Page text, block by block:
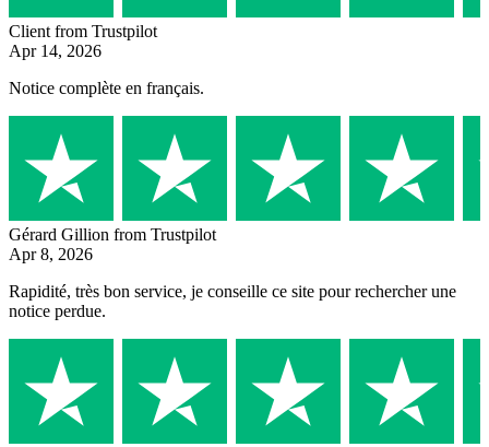
Client from Trustpilot
Apr 14, 2026
Notice complète en français.
Gérard Gillion from Trustpilot
Apr 8, 2026
Rapidité, très bon service, je conseille ce site pour rechercher une
notice perdue.